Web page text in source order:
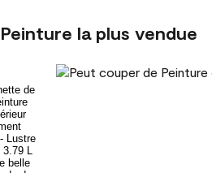
Peinture la plus vendue